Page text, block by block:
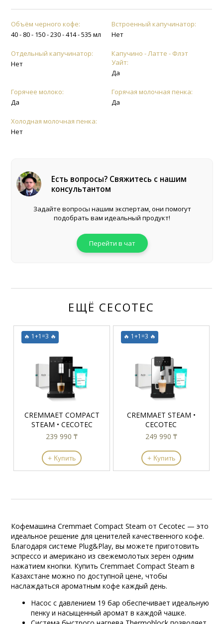
Объём черного кофе:
40 - 80 - 150 - 230 - 414 - 535 мл
Встроенный капучинатор:
Нет
Отдельный капучинатор:
Нет
Капучино - Латте - Флэт
Уайт:
Да
Горячее молоко:
Да
Горячая молочная пенка:
Да
Холодная молочная пенка:
Нет
Есть вопросы? Свяжитесь с нашим
консультантом
Задайте вопросы нашим экспертам, они помогут
подобрать вам идеальный продукт!
Перейти в чат
ЕЩЁ CECOTEC
🔥 1+1=3 🔥
CREMMAET COMPACT
STEAM • CECOTEC
239 990 ₸
+ Купить
🔥 1+1=3 🔥
CREMMAET STEAM •
CECOTEC
249 990 ₸
+ Купить
Кофемашина Cremmaet Compact Steam от Cecotec — это
идеальное решение для ценителей качественного кофе.
Благодаря системе Plug&Play, вы можете приготовить
эспрессо и американо из свежемолотых зерен одним
нажатием кнопки. Купить Cremmaet Compact Steam в
Казахстане можно по доступной цене, чтобы
наслаждаться ароматным кофе каждый день.
Насос с давлением 19 бар обеспечивает идеальную
пенку и насыщенный аромат в каждой чашке.